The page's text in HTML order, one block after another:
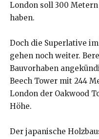
London soll 300
haben.
Doch die Superlative
gehen noch weiter.
Bauvorhaben
Beech Tower mit 244
London der Oakwood
Höhe.
Der japanische